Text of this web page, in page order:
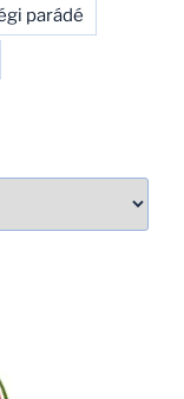
parádé